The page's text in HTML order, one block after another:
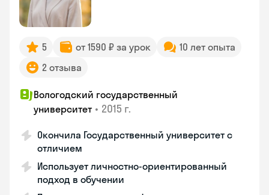
5 от 1590 ₽ за урок
10 лет опыта
2 отзыва
Вологодский государственный
университет • 2015 г.
Окончила Государственный университет с
отличием
Использует личностно-ориентированный
подход в обучении